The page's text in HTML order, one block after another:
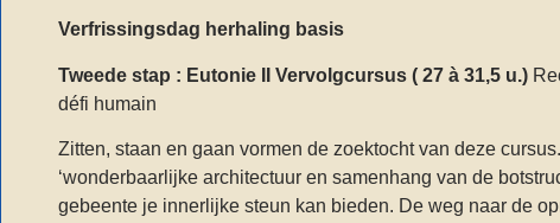
Verfrissingsdag herhaling basis
Tweede stap : Eutonie II Vervolgcursus ( 27 à 31,5 u.)
défi humain
Zitten, staan en gaan vormen de zoektocht van deze
‘wonderbaarlijke architectuur en samenhang van de
gebeente je innerlijke steun kan bieden. De weg naar de